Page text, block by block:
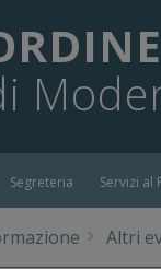
Segreteria Servizi al
Altri